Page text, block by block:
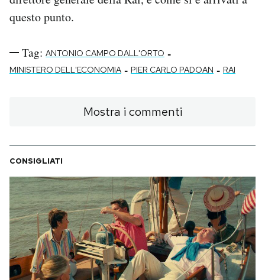
questo punto.
Tag: ANTONIO CAMPO DALL'ORTO -
MINISTERO DELL'ECONOMIA - PIER CARLO PADOAN - RAI
Mostra i commenti
CONSIGLIATI